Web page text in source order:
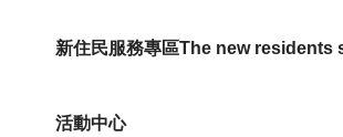
新住民服務專區The new residents
活動中心